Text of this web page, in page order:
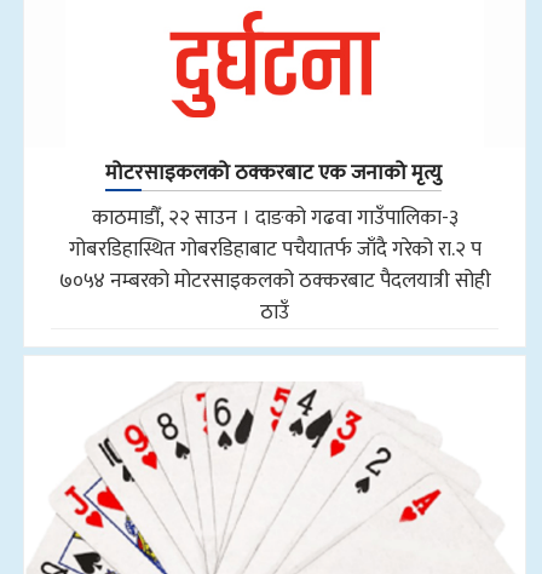
मोटरसाइकलको ठक्करबाट एक जनाको मृत्यु
काठमाडौँ, २२ साउन । दाङको गढवा गाउँपालिका-३
गोबरडिहास्थित गोबरडिहाबाट पचैयातर्फ जाँदै गरेको रा.२ प
७०५४ नम्बरको मोटरसाइकलको ठक्करबाट पैदलयात्री सोही
ठाउँ